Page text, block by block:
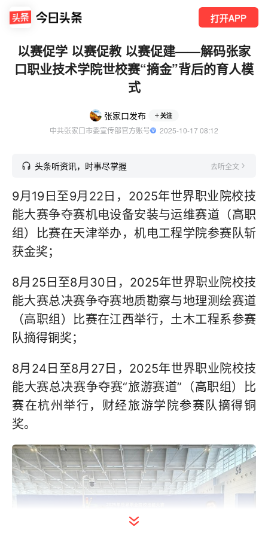
打开APP
以赛促学 以赛促教 以赛促建——解码张家
口职业技术学院世校赛“摘金”背后的育人模
式
张家口发布 关注
中共张家口市委宣传部官方账号
  2025-10-17 08:12
头条听资讯，时事尽掌握 去听全文
9月19日至9月22日，2025年世界职业院校技
能大赛争夺赛机电设备安装与运维赛道（高职
组）比赛在天津举办，机电工程学院参赛队斩
获金奖；
8月25日至8月30日，2025年世界职业院校技
能大赛总决赛争夺赛地质勘察与地理测绘赛道
（高职组）比赛在江西举行，土木工程系参赛
队摘得铜奖；
8月24日至8月27日，2025年世界职业院校技
能大赛总决赛争夺赛“旅游赛道”（高职组）比
赛在杭州举行，财经旅游学院参赛队摘得铜
奖。